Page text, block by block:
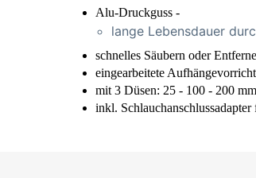
Alu-Druckguss -
lange Lebensdauer
schnelles Säubern oder
eingearbeitete
mit 3 Düsen: 25 - 100 - 200 mm
inkl.